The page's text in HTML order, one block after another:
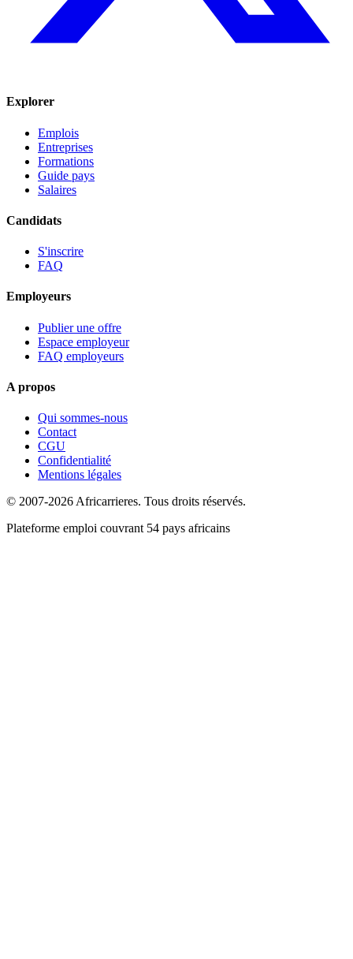
Explorer
Emplois
Entreprises
Formations
Guide pays
Salaires
Candidats
S'inscrire
FAQ
Employeurs
Publier une offre
Espace employeur
FAQ employeurs
A propos
Qui sommes-nous
Contact
CGU
Confidentialité
Mentions légales
© 2007-2026 Africarrieres. Tous droits réservés.
Plateforme emploi couvrant 54 pays africains